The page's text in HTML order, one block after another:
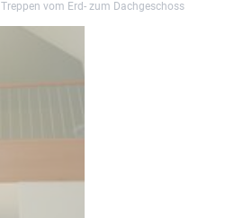
Treppen vom Erd- zum Dachgeschoss